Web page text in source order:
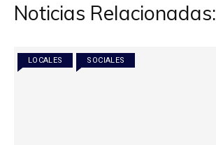
Noticias Relacionadas:
LOCALES SOCIALES